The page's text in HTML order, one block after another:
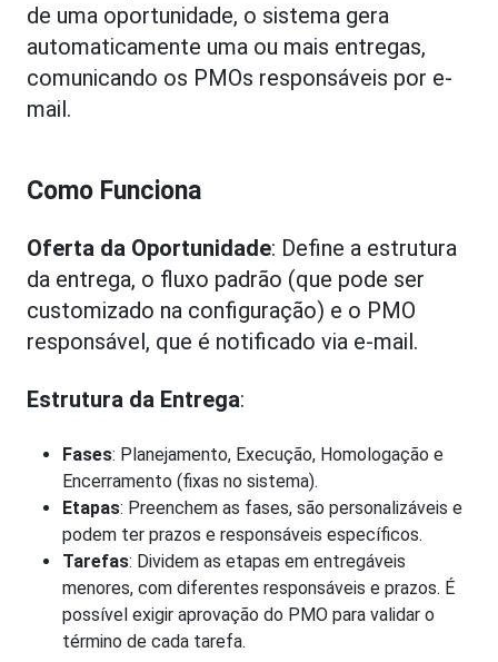
de uma oportunidade, o sistema gera
automaticamente uma ou mais entregas,
comunicando os PMOs responsáveis por e-
mail.
Como Funciona
Oferta da Oportunidade: Define a estrutura
da entrega, o fluxo padrão (que pode ser
customizado na configuração) e o PMO
responsável, que é notificado via e-mail.
Estrutura da Entrega:
Fases: Planejamento, Execução, Homologação e
Encerramento (fixas no sistema).
Etapas: Preenchem as fases, são personalizáveis e
podem ter prazos e responsáveis específicos.
Tarefas: Dividem as etapas em entregáveis
menores, com diferentes responsáveis e prazos. É
possível exigir aprovação do PMO para validar o
término de cada tarefa.